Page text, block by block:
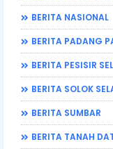
BERITA NASIONAL
BERITA PADANG
BERITA PESISIR
BERITA SOLOK
BERITA SUMBAR
BERITA TANAH